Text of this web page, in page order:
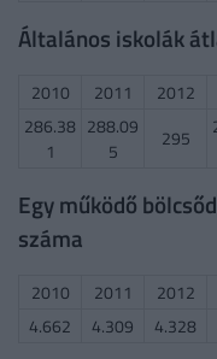
Általános iskolák
2010 2011 2012
286.38
1
288.09
5
295
Egy működő
száma
2010 2011 2012
4.662
4.309 4.328